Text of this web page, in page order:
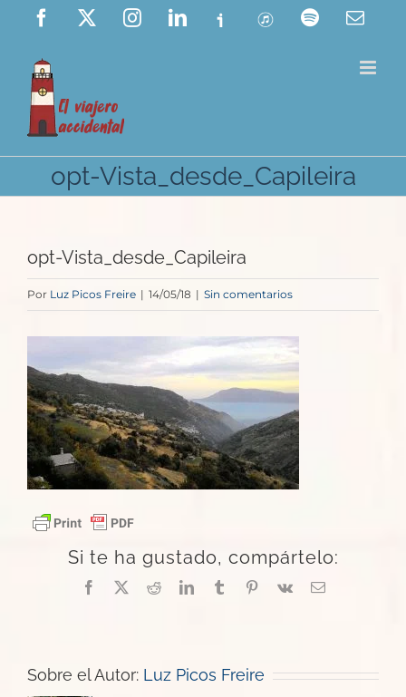
Saltar
contenido
Facebook InstagramLinkedIn
Ivoox ITunes Spotify
opt-Vista_desde_Capileira
opt-Vista_desde_Capileira
Por Luz Picos Freire | 14/05/18 | Sin comentarios
Si te ha gustado, compártelo:
Facebook
X RedditLinkedInTumblrPinterest
Vk
Correo
Sobre el Autor: Luz Picos Freire